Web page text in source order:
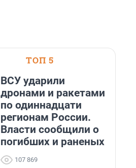
ТОП 5
ВСУ ударили
дронами и ракетами
по одиннадцати
регионам России.
Власти сообщили о
погибших и раненых
107 869